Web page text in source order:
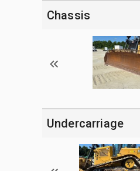
Chassis
Undercarriage